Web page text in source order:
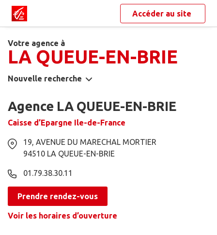
Accéder au site
Votre agence à
LA QUEUE-EN-BRIE
Nouvelle recherche
Agence LA QUEUE-EN-BRIE
Caisse d’Epargne Ile-de-France
19, AVENUE DU MARECHAL MORTIER
94510 LA QUEUE-EN-BRIE
01.79.38.30.11
Prendre rendez-vous
Voir les horaires d’ouverture